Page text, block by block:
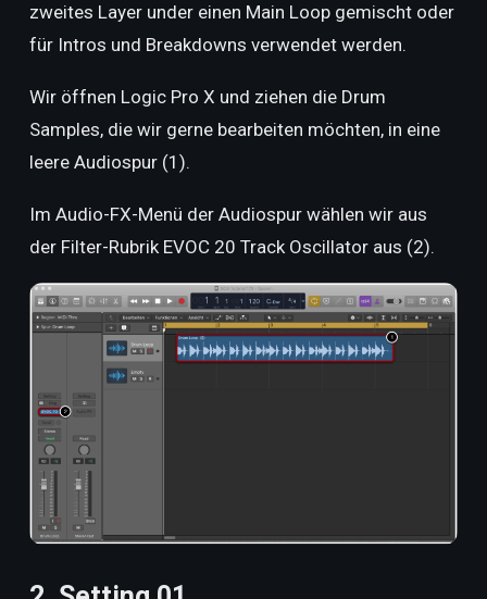
zweites Layer under einen Main Loop gemischt oder
für Intros und Breakdowns verwendet werden.
Wir öffnen Logic Pro X und ziehen die Drum
Samples, die wir gerne bearbeiten möchten, in eine
leere Audiospur (1).
Im Audio-FX-Menü der Audiospur wählen wir aus
der Filter-Rubrik EVOC 20 Track Oscillator aus (2).